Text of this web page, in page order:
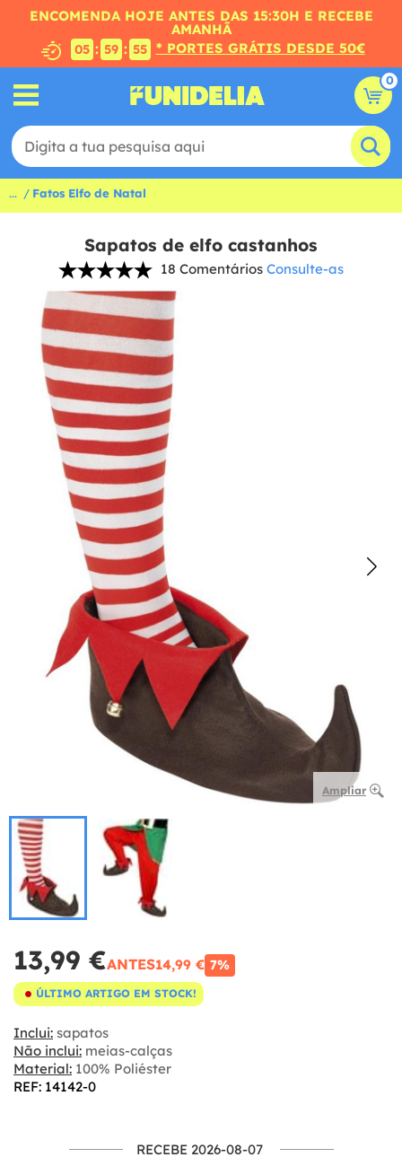
ENCOMENDA HOJE ANTES DAS 15:30H E RECEBE
AMANHÃ
05 : 59 : 54 * PORTES GRÁTIS DESDE 50€
0
... Fatos Elfo de Natal
Sapatos de elfo castanhos
18 Comentários Consulte-as
Ampliar
13,99 €ANTES14,99 € 7%
ÚLTIMO ARTIGO EM STOCK!
Inclui: sapatos
Não inclui: meias-calças
Material: 100% Poliéster
REF: 14142-0
RECEBE 2026-08-07